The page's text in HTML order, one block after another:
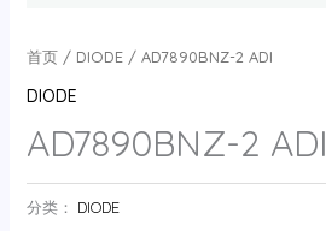
首页/ DIODE/ AD7890BNZ-2 ADI
DIODE
AD7890BNZ-2 ADI
分类： DIODE